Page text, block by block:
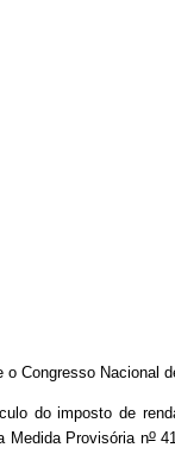
o Congresso Nacional
do imposto de
Medida Provisória no